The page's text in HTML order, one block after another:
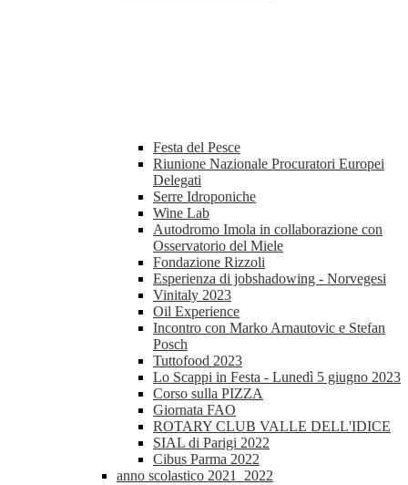
Festa del Pesce
Riunione Nazionale Procuratori Europei
Delegati
Serre Idroponiche
Wine Lab
Autodromo Imola in collaborazione con
Osservatorio del Miele
Fondazione Rizzoli
Esperienza di jobshadowing - Norvegesi
Vinitaly 2023
Oil Experience
Incontro con Marko Arnautovic e Stefan
Posch
Tuttofood 2023
Lo Scappi in Festa - Lunedì 5 giugno 2023
Corso sulla PIZZA
Giornata FAO
ROTARY CLUB VALLE DELL'IDICE
SIAL di Parigi 2022
Cibus Parma 2022
anno scolastico 2021_2022